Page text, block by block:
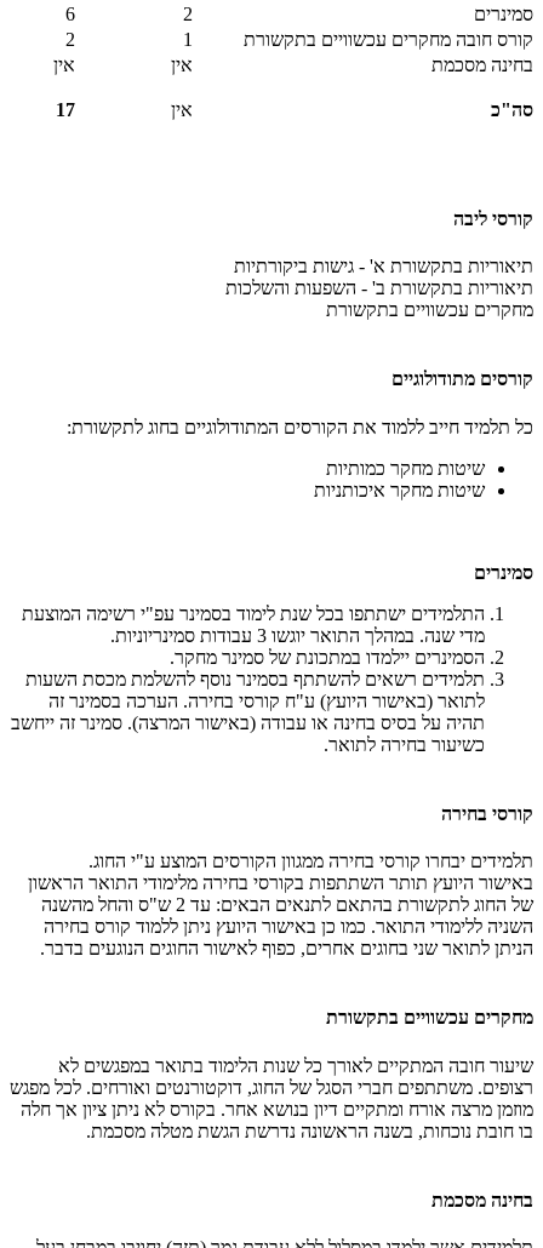
סמינרים
2
6
קורס חובה מחקרים עכשוויים בתקשורת
1
2
בחינה מסכמת
אין אין
סה"כ אין 17
קורסי ליבה
תיאוריות בתקשורת א' - גישות ביקורתיות
תיאוריות בתקשורת ב' - השפעות והשלכות
מחקרים עכשוויים בתקשורת
קורסים מתודולוגיים
כל תלמיד חייב ללמוד את הקורסים המתודולוגיים בחוג לתקשורת:
שיטות מחקר כמותיות
שיטות מחקר איכותניות
סמינרים
התלמידים ישתתפו בכל שנת לימוד בסמינר עפ"י רשימה המוצעת
מדי שנה. במהלך התואר יוגשו 3 עבודות סמינריוניות.
הסמינרים יילמדו במתכונת של סמינר מחקר.
תלמידים רשאים להשתתף בסמינר נוסף להשלמת מכסת השעות
לתואר (באישור היועץ) ע"ח קורסי בחירה. הערכה בסמינר זה
תהיה על בסיס בחינה או עבודה (באישור המרצה). סמינר זה ייחשב
כשיעור בחירה לתואר.
קורסי בחירה
תלמידים יבחרו קורסי בחירה ממגוון הקורסים המוצע ע"י החוג.
באישור היועץ תותר השתתפות בקורסי בחירה מלימודי התואר הראשון
של החוג לתקשורת בהתאם לתנאים הבאים: עד 2 ש"ס והחל מהשנה
השניה ללימודי התואר. כמו כן באישור היועץ ניתן ללמוד קורס בחירה
הניתן לתואר שני בחוגים אחרים, כפוף לאישור החוגים הנוגעים בדבר.
מחקרים עכשוויים בתקשורת
שיעור חובה המתקיים לאורך כל שנות הלימוד בתואר במפגשים לא
רצופים. משתתפים חברי הסגל של החוג, דוקטורנטים ואורחים. לכל מפגש
מוזמן מרצה אורח ומתקיים דיון בנושא אחר. בקורס לא ניתן ציון אך חלה
בו חובת נוכחות, בשנה הראשונה נדרשת הגשת מטלה מסכמת.
בחינה מסכמת